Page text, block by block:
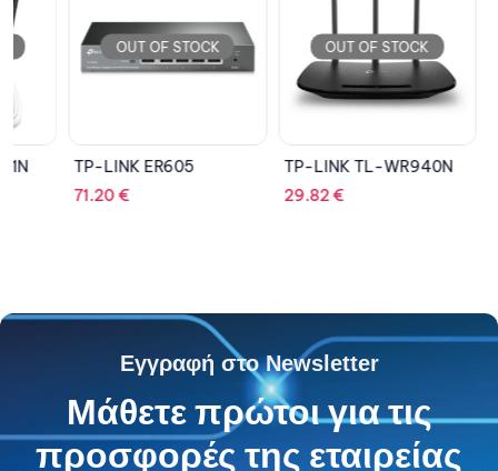
OUT OF STOCK
TP-LINK ER605
€
OUT OF STOCK
TP-LINK TL-WR940N
€
DLINK
Εγγραφή στο Newsletter
Μάθετε πρώτοι για τις
προσφορές της εταιρείας